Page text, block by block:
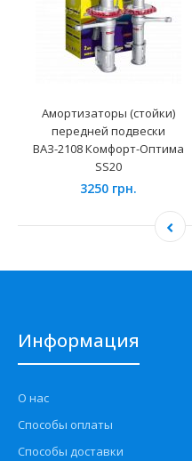
Амортизаторы (стойки)
передней подвески
ВАЗ-2108 Комфорт-Оптима
SS20
3250 грн.
Информация
О нас
Способы оплаты
Способы доставки